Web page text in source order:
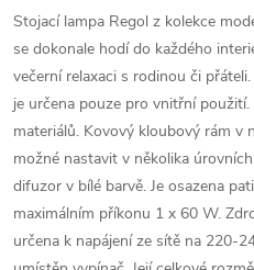
Stojací lampa Regol z kolekce
se dokonale hodí do každého
večerní relaxaci s rodinou či
je určena pouze pro vnitřní
materiálů. Kovový kloubový rám v
možné nastavit v několika
difuzor v bílé barvě. Je osazena
maximálním příkonu 1 x 60 W.
určena k napájení ze sítě na 220-